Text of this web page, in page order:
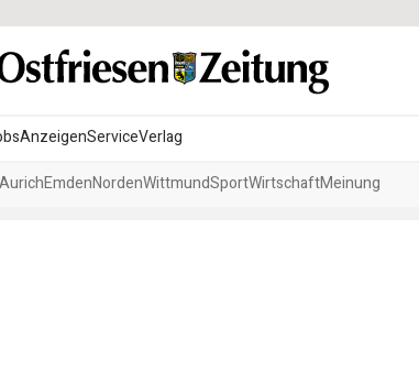
AnzeigenServiceVerlag
AurichEmdenNordenWittmundSportWirtschaftMeinung